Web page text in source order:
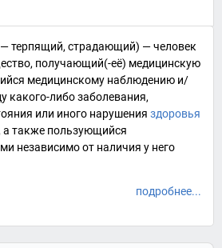
— терпящий, страдающий) —человек
получающий(-её) медицинскую
медицинскому наблюдению и/
какого-либозаболевания,
или иного нарушения здоровья
, а также пользующийся
независимо от наличия у него
подробнее...